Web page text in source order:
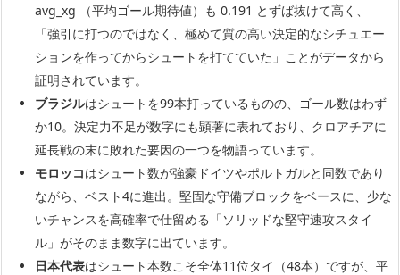
avg_xg （平均ゴール期待値）も 0.191 とずば抜けて高く、
「強引に打つのではなく、極めて質の高い決定的なシチュエー
ションを作ってからシュートを打てていた」ことがデータから
証明されています。
ブラジルはシュートを99本打っているものの、ゴール数はわず
か10。決定力不足が数字にも顕著に表れており、クロアチアに
延長戦の末に敗れた要因の一つを物語っています。
モロッコはシュート数が強豪ドイツやポルトガルと同数であり
ながら、ベスト4に進出。堅固な守備ブロックをベースに、少な
いチャンスを高確率で仕留める「ソリッドな堅守速攻スタイ
ル」がそのまま数字に出ています。
日本代表はシュート本数こそ全体11位タイ（48本）ですが、平